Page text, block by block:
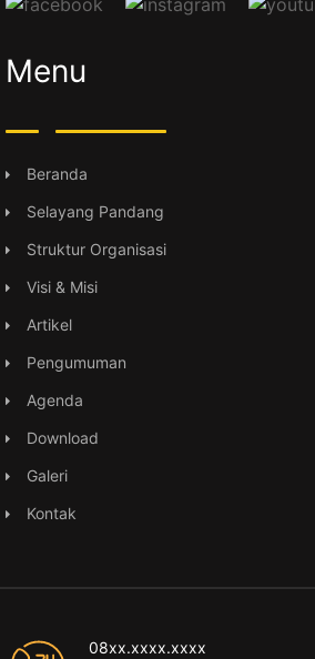
Menu
Beranda
Selayang Pandang
Struktur Organisasi
Visi & Misi
Artikel
Pengumuman
Agenda
Download
Galeri
Kontak
08xx.xxxx.xxxx